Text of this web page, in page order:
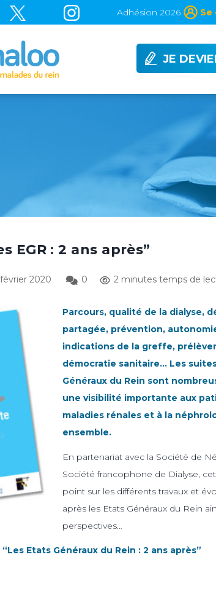
Adhésion 2026 Se
JE
EGR : 2 ans après”
2020 0 2 minutes temps de
Parcours, qualité de la dialyse,
partagée, prévention,
indications de la greffe,
démocratie sanitaire… Les
Généraux du Rein sont
une visibilité importante aux
maladies rénales et à la
ensemble.
En partenariat avec la Société de
Société francophone de Dialyse,
point sur les différents travaux et
après les Etats Généraux du Rein
perspectives…
Etats Généraux du Rein : 2 ans après”